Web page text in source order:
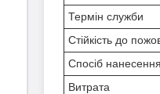
Термін служби
Стійкість до
Спосіб нанесення
Витрата